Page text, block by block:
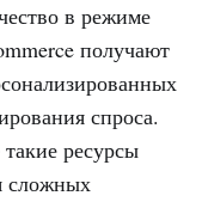
в режиме
получают
спроса.
ресурсы
сложных